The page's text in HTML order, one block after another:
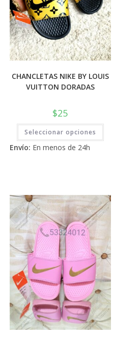
CHANCLETAS NIKE BY LOUIS
VUITTON DORADAS
$25
Seleccionar opciones
Este
en
la
Envío: En menos de 24h